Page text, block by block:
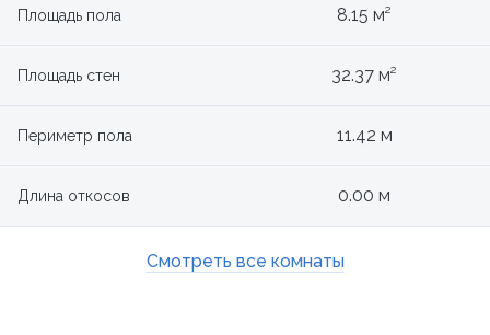
Площадь пола 8.15 м²
Площадь стен 32.37 м²
Периметр пола 11.42 м
Длина откосов 0.00 м
Смотреть все комнаты